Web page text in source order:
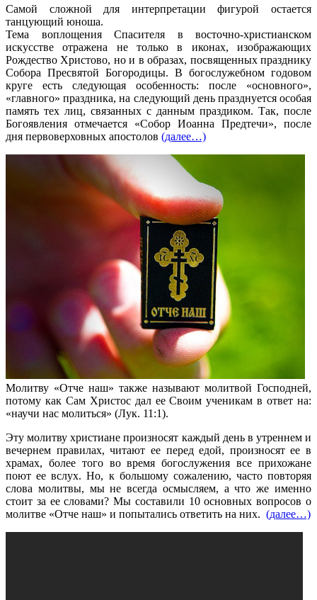
Самой сложной для интерпретации фигурой остается
танцующий юноша.
Тема воплощения Спасителя в восточно-христианском
искусстве отражена не только в иконах, изображающих
Рождество Христово, но и в образах, посвященных празднику
Собора Пресвятой Богородицы. В богослужебном годовом
круге есть следующая особенность: после «основного»,
«главного» праздника, на следующий день празднуется особая
память тех лиц, связанных с данным праздиком. Так, после
Богоявления отмечается «Собор Иоанна Предтечи», после
дня первоверховных апостолов (далее…)
Молитву «Отче наш» также называют молитвой Господней,
потому как Сам Христос дал ее Своим ученикам в ответ на:
«научи нас молиться» (Лук. 11:1).
Эту молитву христиане произносят каждый день в утреннем и
вечернем правилах, читают ее перед едой, произносят ее в
храмах, более того во время богослужения все прихожане
поют ее вслух. Но, к большому сожалению, часто повторяя
слова молитвы, мы не всегда осмысляем, а что же именно
стоит за ее словами? Мы составили 10 основных вопросов о
молитве «Отче наш» и попытались ответить на них. (далее…)